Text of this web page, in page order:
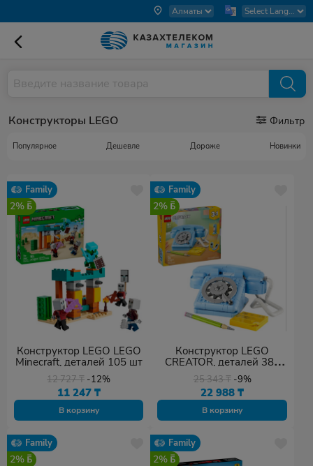
Конструкторы LEGO Фильтр
Популярное Дешевле Дороже Новинки
Family
2%
Конструктор LEGO LEGO
Minecraft, деталей 105 шт
12 727₸ -12%
11 247 ₸
В корзину
Family
2%
Конструктор LEGO
CREATOR, деталей 383
шт
25 343₸ -9%
22 988₸
В корзину
Family
2%
Family
2%